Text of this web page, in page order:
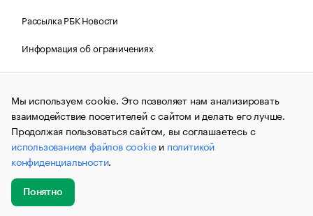
Рассылка РБК Новости
Информация об ограничениях
Правовая информация
О соблюдении авторских прав
© АО «РОСБИЗНЕСКОНСАЛТИНГ»,1995–2026.Сообщения
и материалы информационного агентства «РБК»
(зарегистрировано Федеральной службой по надзору в сфере
связи, информационных технологий и массовых
коммуникаций (Роскомнадзор) 09.12.2015 за номером ИА
№ФС77-63848) сопровождаются пометкой «РБК». Отдельные
публикации могут содержать информацию,
не предназначенную для пользователей
до 18 лет.
Мы используем cookie. Это позволяет нам анализировать
взаимодействие посетителей с сайтом и делать его лучше.
Продолжая пользоваться сайтом, вы соглашаетесь с
использованием файлов cookieи политикой
конфиденциальности.
Понятно